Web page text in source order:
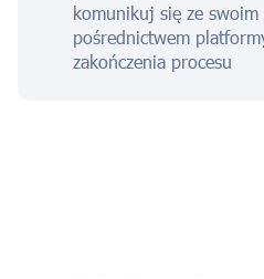
komunikuj się ze
pośrednictwem
zakończenia procesu